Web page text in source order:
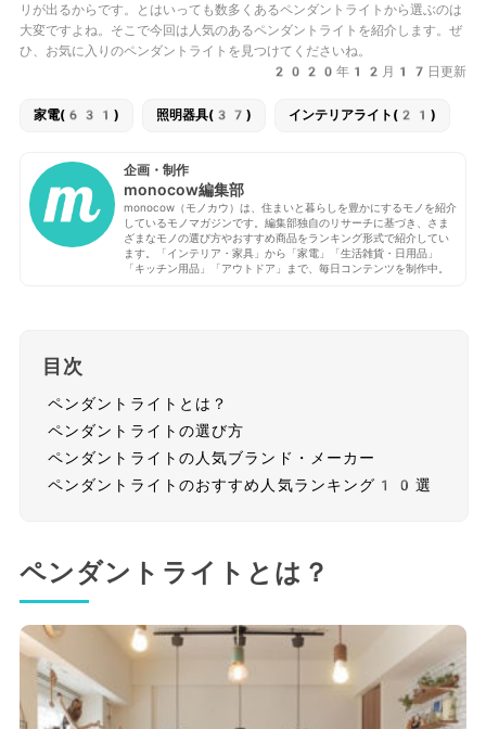
リが出るからです。とはいっても数多くあるペンダントライトから選ぶのは
大変ですよね。そこで今回は人気のあるペンダントライトを紹介します。ぜ
ひ、お気に入りのペンダントライトを見つけてくださいね。
2020年12月17日更新
家電(631) 照明器具(37) インテリアライト(21)
企画・制作
monocow編集部
monocow（モノカウ）は、住まいと暮らしを豊かにするモノを紹介
しているモノマガジンです。編集部独自のリサーチに基づき、さま
ざまなモノの選び方やおすすめ商品をランキング形式で紹介してい
ます。「インテリア・家具」から「家電」「生活雑貨・日用品」
「キッチン用品」「アウトドア」まで、毎日コンテンツを制作中。
目次
ペンダントライトとは？
ペンダントライトの選び方
ペンダントライトの人気ブランド・メーカー
ペンダントライトのおすすめ人気ランキング10選
ペンダントライトとは？